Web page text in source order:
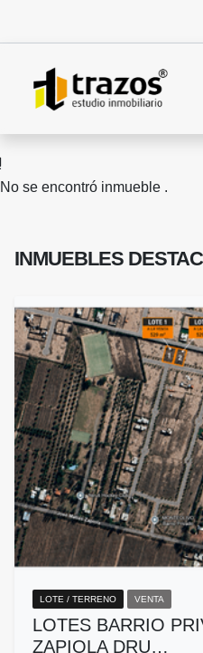
No se encontró inmueble .
INMUEBLES
LOTE / TERRENO VENTA
LOTES BARRIO
ZAPIOLA DRU…